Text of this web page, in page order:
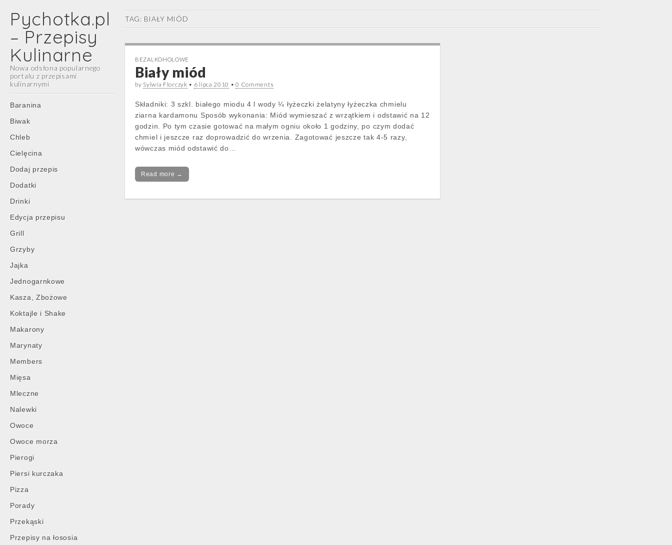
Pychotka.pl
– Przepisy
Kulinarne
Nowa odsłona popularnego
portalu z przepisami
kulinarnymi
Main
menu
Skip
content
Baranina
Biwak
Chleb
Cielęcina
Dodaj przepis
Dodatki
Drinki
Edycja przepisu
Grill
Grzyby
Jajka
Jednogarnkowe
Kasza, Zbożowe
Koktajle i Shake
Makarony
Marynaty
Members
Mięsa
Mleczne
Nalewki
Owoce
Owoce morza
Pierogi
Piersi kurczaka
Pizza
Porady
Przekąski
Przepisy na łososia
TAG: BIAŁY MIÓD
BEZALKOHOLOWE
Biały miód
by Sylwia Florczyk • 6 lipca 2010 •0 Comments
Składniki: 3 szkl. białego miodu 4 l wody ¼ łyżeczki żelatyny łyżeczka chmielu
ziarna kardamonu Sposób wykonania: Miód wymieszać z wrzątkiem i odstawić na 12
godzin. Po tym czasie gotować na małym ogniu około 1 godziny, po czym dodać
chmiel i jeszcze raz doprowadzić do wrzenia. Zagotować jeszcze tak 4-5 razy,
wówczas miód odstawić do…
Read more →